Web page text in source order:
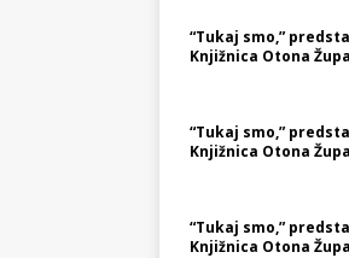
“Tukaj smo,”
Knjižnica Otona
“Tukaj smo,”
Knjižnica Otona
“Tukaj smo,”
Knjižnica Otona